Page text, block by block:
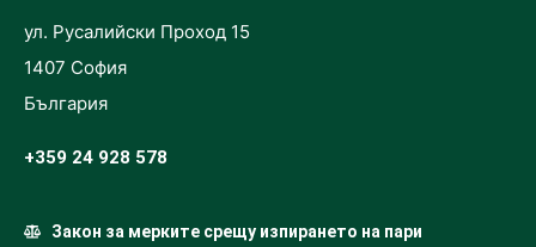
ул. Русалийски Проход 15
1407 София
България
+359 24 928 578
Закон за мерките срещу изпирането на пари